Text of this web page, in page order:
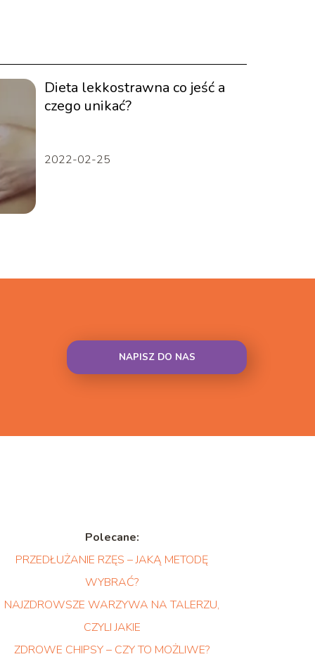
Dieta lekkostrawna co jeść a
czego unikać?
2022-02-25
NAPISZ DO NAS
Polecane:
PRZEDŁUŻANIE RZĘS – JAKĄ METODĘ
WYBRAĆ?
NAJZDROWSZE WARZYWA NA TALERZU,
CZYLI JAKIE
ZDROWE CHIPSY – CZY TO MOŻLIWE?